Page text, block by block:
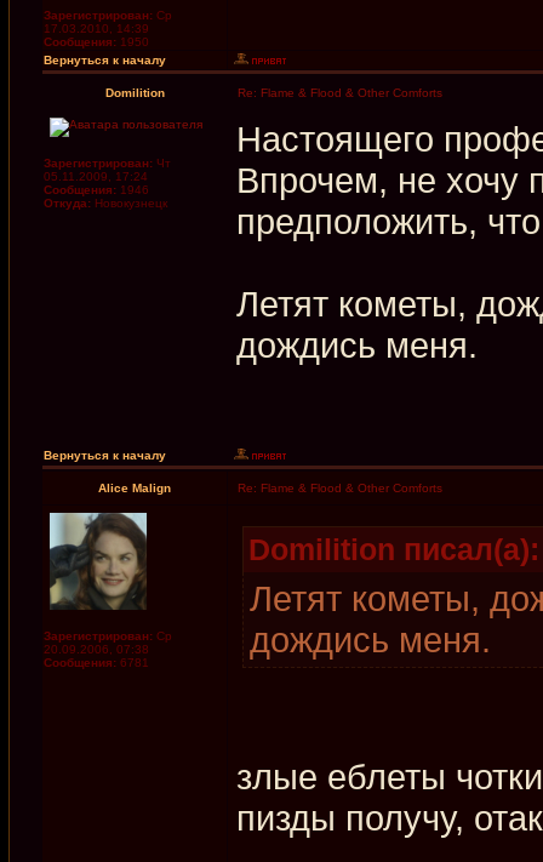
Зарегистрирован: Ср
17.03.2010, 14:39
Сообщения: 1950
Вернуться к началу
Domilition Re: Flame & Flood & Other Comforts
Зарегистрирован: Чт
05.11.2009, 17:24
Сообщения: 1946
Откуда: Новокузнецк
Настоящего
Впрочем, не хочу
предположить,
Летят кометы,
дождись меня.
Вернуться к началу
Alice Malign Re: Flame & Flood & Other Comforts
Зарегистрирован: Ср
20.09.2006, 07:38
Сообщения: 6781
Domilition писал(а):
Летят кометы,
дождись меня.
злые еблеты
пизды получу,